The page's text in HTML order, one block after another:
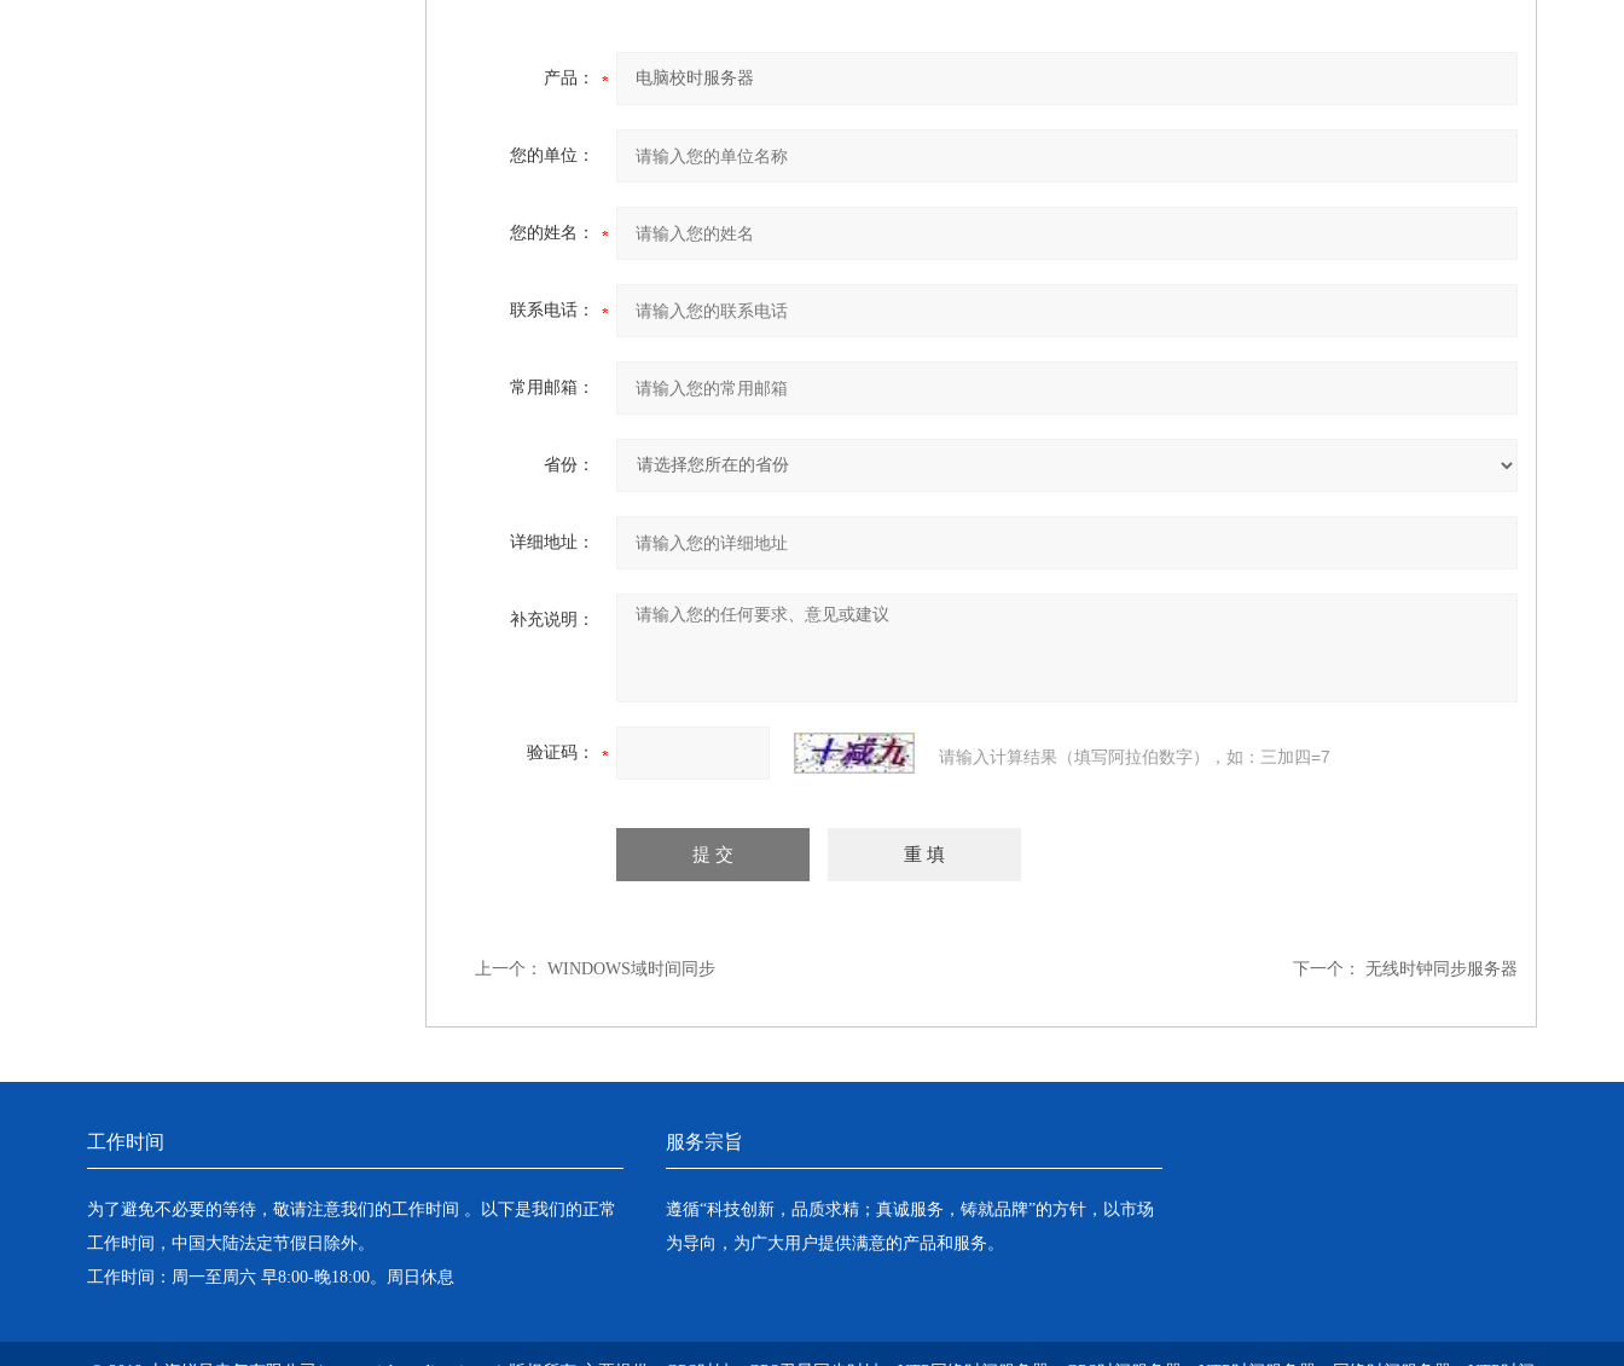
产品：
您的单位：
您的姓名：
联系电话：
常用邮箱：
省份：
详细地址：
补充说明：
验证码： 请输入计算结果（填写阿拉伯数字），如：三加四=7
上一个： WINDOWS域时间同步 下一个： 无线时钟同步服务器
工作时间
为了避免不必要的等待，敬请注意我们的工作时间 。以下是我们的正常
工作时间，中国大陆法定节假日除外。
工作时间：周一至周六 早8:00-晚18:00。周日休息
服务宗旨
遵循“科技创新，品质求精；真诚服务，铸就品牌”的方针，以市场
为导向，为广大用户提供满意的产品和服务。